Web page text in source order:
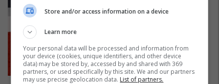
Store and/or access information on a device
Learn more
Your personal data will be processed and information from
your device (cookies, unique identifiers, and other device
data) may be stored by, accessed by and shared with 369
partners, or used specifically by this site. We and our partners
may use precise geolocation data. List of partners.